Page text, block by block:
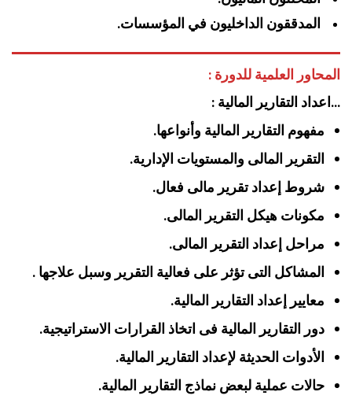
المدققون الداخليون في المؤسسات.
المحاور العلمية للدورة :
…اعداد التقارير المالية :
مفهوم التقارير المالية وأنواعها.
التقرير المالى والمستويات الإدارية.
شروط إعداد تقرير مالى فعال.
مكونات هيكل التقرير المالى.
مراحل إعداد التقرير المالى.
المشاكل التى تؤثر على فعالية التقرير وسبل علاجها .
معايير إعداد التقارير المالية.
دور التقارير المالية فى اتخاذ القرارات الاستراتيجية.
الأدوات الحديثة لإعداد التقارير المالية.
حالات عملية لبعض نماذج التقارير المالية.